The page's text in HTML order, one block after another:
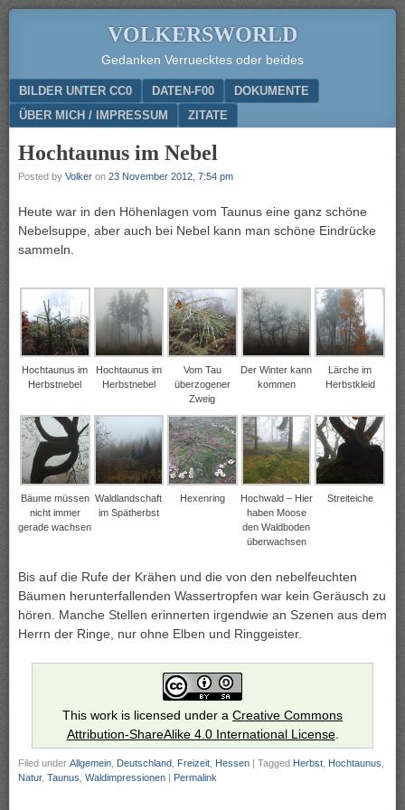
VOLKERSWORLD
Gedanken Verruecktes oder beides
Menu
SKIP TO CONTENT
BILDER UNTER CC0 DATEN-F00
DOKUMENTE
ÜBER MICH / IMPRESSUM
ZITATE
Hochtaunus im Nebel
Posted by Volker on 23 November 2012, 7:54 pm
Heute war in den Höhenlagen vom Taunus eine ganz schöne
Nebelsuppe, aber auch bei Nebel kann man schöne Eindrücke
sammeln.
Hochtaunus im
Herbstnebel
Hochtaunus im
Herbstnebel
Vom Tau
überzogener
Zweig
Der Winter kann
kommen
Lärche im
Herbstkleid
Bäume müssen
nicht immer
gerade wachsen
Waldlandschaft
im Spätherbst
Hexenring
Hochwald – Hier
haben Moose
den Waldboden
überwachsen
Streiteiche
Bis auf die Rufe der Krähen und die von den nebelfeuchten
Bäumen herunterfallenden Wassertropfen war kein Geräusch zu
hören. Manche Stellen erinnerten irgendwie an Szenen aus dem
Herrn der Ringe, nur ohne Elben und Ringgeister.
This work is licensed under a Creative Commons
Attribution-ShareAlike 4.0 International License.
Filed under Allgemein Deutschland Freizeit Hessen | Tagged Herbst Hochtaunus
Natur, Taunus Waldimpressionen | Permalink